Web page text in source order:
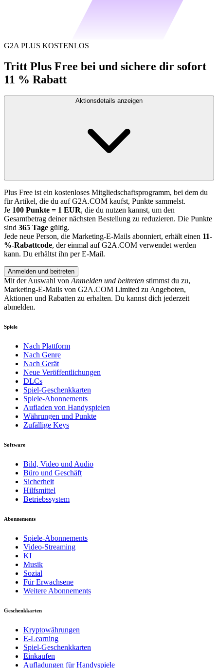
G2A PLUS KOSTENLOS
Tritt Plus Free bei und sichere dir sofort
11 % Rabatt
Aktionsdetails anzeigen
Plus Free ist ein kostenloses Mitgliedschaftsprogramm, bei dem du
für Artikel, die du auf G2A.COM kaufst, Punkte sammelst.
Je 100 Punkte = 1 EUR, die du nutzen kannst, um den
Gesamtbetrag deiner nächsten Bestellung zu reduzieren. Die Punkte
sind 365 Tage gültig.
Jede neue Person, die Marketing-E-Mails abonniert, erhält einen 11-
%-Rabattcode, der einmal auf G2A.COM verwendet werden
kann. Du erhältst ihn per E-Mail.
Anmelden und beitreten
Mit der Auswahl vonAnmelden und beitreten stimmst du zu,
Marketing-E-Mails von G2A.COM Limited zu Angeboten,
Aktionen und Rabatten zu erhalten. Du kannst dich jederzeit
abmelden.
Spiele
Nach Plattform
Nach Genre
Nach Gerät
Neue Veröffentlichungen
DLCs
Spiel-Geschenkkarten
Spiele-Abonnements
Aufladen von Handyspielen
Währungen und Punkte
Zufällige Keys
Software
Bild, Video und Audio
Büro und Geschäft
Sicherheit
Hilfsmittel
Betriebssystem
Abonnements
Spiele-Abonnements
Video-Streaming
KI
Musik
Sozial
Für Erwachsene
Weitere Abonnements
Geschenkkarten
Kryptowährungen
E-Learning
Spiel-Geschenkkarten
Einkaufen
Aufladungen für Handyspiele